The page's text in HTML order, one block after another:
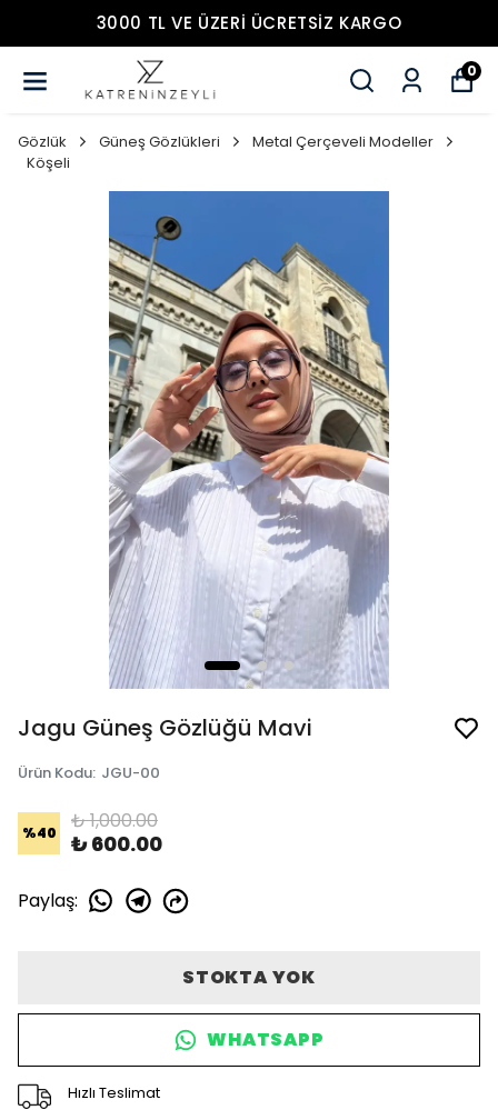
3000 TL VE ÜZERİ ÜCRETSİZ KARGO
0
Gözlük Güneş Gözlükleri
Metal Çerçeveli Modeller
Köşeli
Jagu Güneş Gözlüğü Mavi
Ürün Kodu: JGU-00
%40 ₺ 1,000.00
₺ 600.00
Paylaş:
STOKTA YOK
WHATSAPP
Hızlı Teslimat